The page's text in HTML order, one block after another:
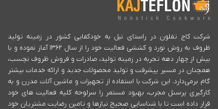
شرکت کاج تفلون در راستای نیل به خودکفایی کشور در زمینه تولید
ظروف به روش نورد و کششی فعالیت خود را از سال ۱۳۶۲ آغاز نموده و با
بیش از چهار دهه تجربه در زمینه تولید، صادرات و فروش ظروف نچسب،
همچنان در مسیر پیشرفت و تولید محصولات جدید و ارائه خدمات بیشتر
گام برمی‌دارد. این شرکت با استفاده از تجهیزات و ماشین آلات مدرن و به
کارگیری پرسنل مجرب، بهبود مستمر را سرلوحه کلیه فعالیت های خود
قرار داده است تا با شناسایی صحیح نیازها و تامین رضایت مشتریان خود